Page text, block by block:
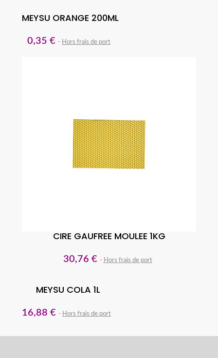
MEYSU ORANGE 200ML
0,35 € Hors frais de port
CIRE GAUFREE MOULEE 1KG
30,76 € Hors frais de port
MEYSU COLA 1L
16,88 € Hors frais de port